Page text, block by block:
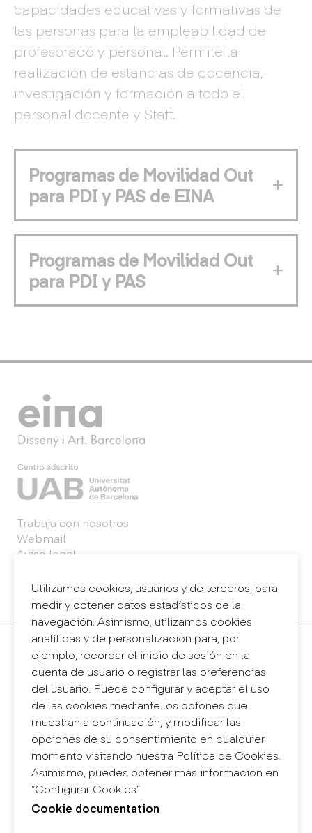
capacidades educativas y formativas de
las personas para la empleabilidad de
profesorado y personal. Permite la
realización de estancias de docencia,
investigación y formación a todo el
personal docente y Staff.
Programas de Movilidad Out
para PDI y PAS de EINA
Programas de Movilidad Out
para PDI y PAS
Utilizamos cookies, usuarios y de terceros, para
medir y obtener datos estadísticos de la
navegación. Asimismo, utilizamos cookies
analíticas y de personalización para, por
ejemplo, recordar el inicio de sesión en la
cuenta de usuario o registrar las preferencias
del usuario. Puede configurar y aceptar el uso
de las cookies mediante los botones que
muestran a continuación, y modificar las
opciones de su consentimiento en cualquier
momento visitando nuestra Política de Cookies.
Asimismo, puedes obtener más información en
“Configurar Cookies”.
Cookie documentation
Trabaja con nosotros
Webmail
Aviso legal
Sistema interno de información (canal de
denuncias)
Contacto
+34 932 030 923
info@eina.cat
Eina Sentmenat
Passeig Santa Eulàlia, 25
08017 Barcelona
+34 672 31 86 57
Eina Bosc
Carrer del Bosc, 2